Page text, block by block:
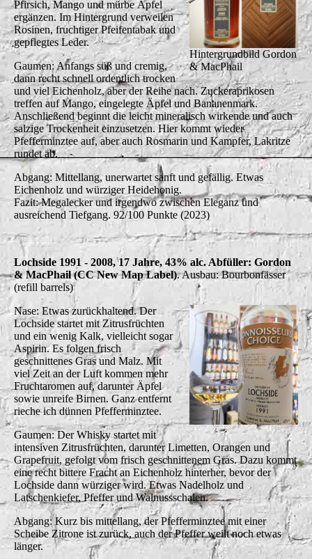
Hintergrundbild Gordon
& MacPhail
Pfirsich, Mango und mürbe Äpfel
ergänzen. Im Hintergrund verweilen
Rosinen, fruchtiger Pfeifentabak und
gepflegtes Leder.
Gaumen: Anfangs süß und cremig,
dann recht schnell ordentlich trocken
und viel Eichenholz, aber der Reihe nach. Zuckeraprikosen
treffen auf Mango, eingelegte Äpfel und Bananenmark.
Anschließend beginnt die leicht mineralisch wirkende und auch
salzige Trockenheit einzusetzen. Hier kommt wieder
Pfefferminztee auf, aber auch Rosmarin und Kampfer, Lakritze
rundet ab.
Abgang: Mittellang, unerwartet sanft und gefällig. Etwas
Eichenholz und würziger Heidehonig.
Fazit: Megalecker und irgendwo zwischen Eleganz und
ausreichend Tiefgang. 92/100 Punkte (2023)
Lochside 1991 - 2008, 17 Jahre, 43% alc. Abfüller: Gordon
& MacPhail (CC New Map Label). Ausbau: Bourbonfässer
(refill barrels)
Nase: Etwas zurückhaltend. Der
Lochside startet mit Zitrusfrüchten
und ein wenig Kalk, vielleicht sogar
Aspirin. Es folgen frisch
geschnittenes Gras und Malz. Mit
viel Zeit an der Luft kommen mehr
Fruchtaromen auf, darunter Äpfel
sowie unreife Birnen. Ganz entfernt
rieche ich dünnen Pfefferminztee.
Gaumen: Der Whisky startet mit
intensiven Zitrusfrüchten, darunter Limetten, Orangen und
Grapefruit, gefolgt vom frisch geschnittenem Gras. Dazu kommt
eine recht bittere Fracht an Eichenholz hinterher, bevor der
Lochside dann würziger wird. Etwas Nadelholz und
Latschenkiefer, Pfeffer und Walnussschalen.
Abgang: Kurz bis mittellang, der Pfefferminztee mit einer
Scheibe Zitrone ist zurück, auch der Pfeffer weilt noch etwas
länger.